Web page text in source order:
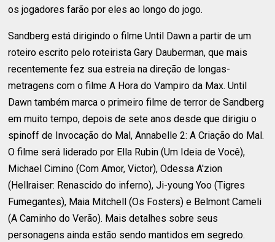
os jogadores farão por eles ao longo do jogo.
Sandberg está dirigindo o filme Until Dawn a partir de um
roteiro escrito pelo roteirista Gary Dauberman, que mais
recentemente fez sua estreia na direção de longas-
metragens com o filme A Hora do Vampiro da Max. Until
Dawn também marca o primeiro filme de terror de Sandberg
em muito tempo, depois de sete anos desde que dirigiu o
spinoff de Invocação do Mal, Annabelle 2: A Criação do Mal.
O filme será liderado por Ella Rubin (Um Ideia de Você),
Michael Cimino (Com Amor, Victor), Odessa A'zion
(Hellraiser: Renascido do inferno), Ji-young Yoo (Tigres
Fumegantes), Maia Mitchell (Os Fosters) e Belmont Cameli
(A Caminho do Verão). Mais detalhes sobre seus
personagens ainda estão sendo mantidos em segredo.